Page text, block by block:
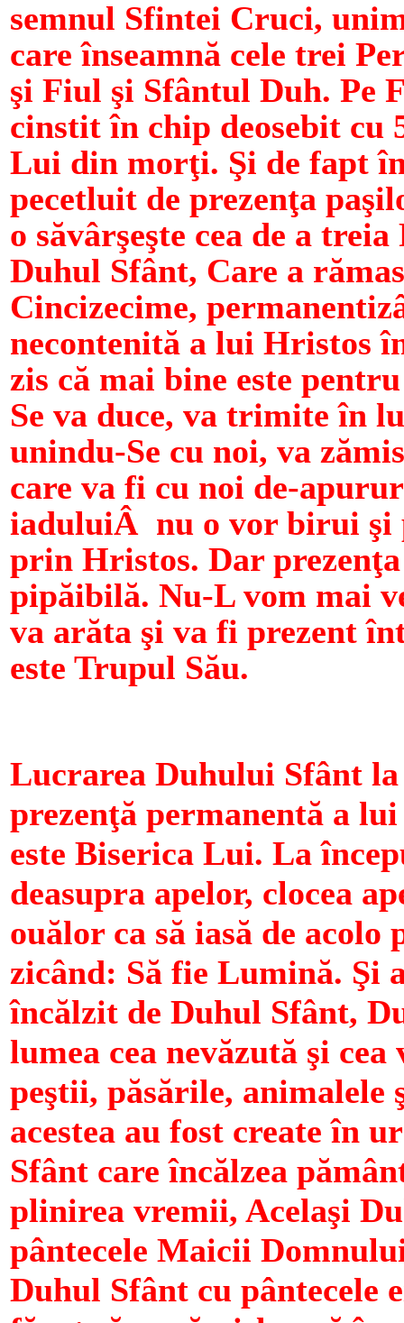
semnul Sfintei Cruci,
care înseamnă cele trei
şi Fiul şi Sfântul Duh. Pe
cinstit în chip deosebit cu
Lui din morţi. Şi de fapt
pecetluit de prezenţa
o săvârşeşte cea de a
Duhul Sfânt, Care a
Cincizecime,
necontenită a lui Hristos
zis că mai bine este
Se va duce, va trimite în
unindu-Se cu noi, va
care va fi cu noi de-
iaduluiÂ nu o vor birui şi
prin Hristos. Dar
pipăibilă. Nu-L vom mai
va arăta şi va fi prezent
este Trupul Său.
Lucrarea Duhului Sfânt
prezenţă permanentă a
este Biserica Lui. La
deasupra apelor, clocea
ouălor ca să iasă de
zicând: Să fie Lumină. Şi
încălzit de Duhul Sfânt,
lumea cea nevăzută şi
peştii, păsările, animalele
acestea au fost create în
Sfânt care încălzea
plinirea vremii, Acelaşi
pântecele Maicii
Duhul Sfânt cu pântecele